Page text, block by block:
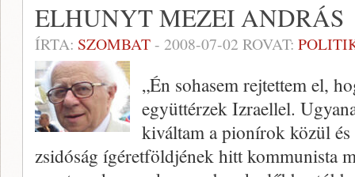
ELHUNYT MEZEI ANDRÁS
ÍRTA: SZOMBAT- 2008-07-02 ROVAT:
„Én sohasem rejtettem el,
együttérzek Izraellel.
kiváltam a pionírok közül és
zsidóság ígéretföldjének hitt kommunista